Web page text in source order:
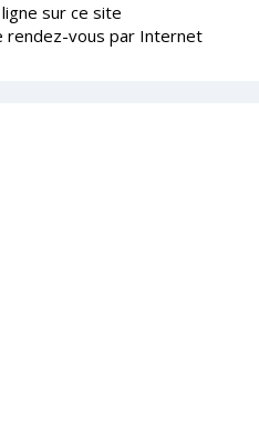
sur ce site
rendez-vous par Internet